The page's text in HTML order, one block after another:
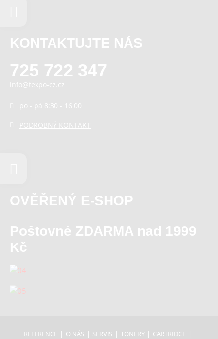
KONTAKTUJTE NÁS
725 722 347
info@texpo-cz.cz
po - pá 8:30 - 16:00
PODROBNÝ KONTAKT
OVĚŘENÝ E-SHOP
Poštovné ZDARMA nad 1999
Kč
REFERENCE O NÁS SERVIS TONERY
CARTRIDGE